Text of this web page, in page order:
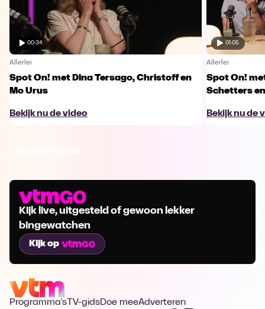
00:34
Allerlei
Spot On! met Dina Tersago, Christoff en
Mo Urus
Bekijk nu de video
01:05
Allerlei
Spot On!
Schetters
Bekijk nu de
Kijk live, uitgesteld of gewoon lekker
bingewatchen
Kijk op
Programma's TV-gidsDoe meeAdverteren